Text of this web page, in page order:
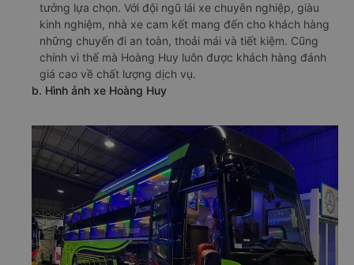
tưởng lựa chọn. Với đội ngũ lái xe chuyên nghiệp, giàu
kinh nghiệm, nhà xe cam kết mang đến cho khách hàng
những chuyến đi an toàn, thoải mái và tiết kiệm. Cũng
chính vì thế mà Hoàng Huy luôn được khách hàng đánh
giá cao về chất lượng dịch vụ.
b. Hình ảnh xe Hoàng Huy